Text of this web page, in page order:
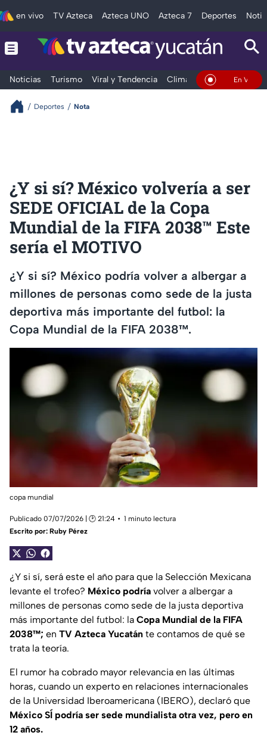
en vivo TV Azteca Azteca UNO Azteca 7 Deportes
Noticias Turismo Viral y Tendencia Clima Deportes En Vivo
Deportes Nota
¿Y si sí? México volvería a ser
SEDE OFICIAL de la Copa
Mundial de la FIFA 2038™️ Este
sería el MOTIVO
¿Y si sí? México podría volver a albergar a
millones de personas como sede de la justa
deportiva más importante del futbol: la
Copa Mundial de la FIFA 2038™️.
copa mundial
Publicado 07/07/2026 | 🕑 21:24
1 minuto lectura
Escrito por: Ruby Pérez
¿Y si sí, será este el año para que la Selección Mexicana
levante el trofeo? México podría volver a albergar a
millones de personas como sede de la justa deportiva
más importante del futbol: la Copa Mundial de la FIFA
2038™️; en TV Azteca Yucatán te contamos de qué se
trata la teoría.
El rumor ha cobrado mayor relevancia en las últimas
horas, cuando un experto en relaciones internacionales
de la Universidad Iberoamericana (IBERO), declaró que
México SÍ podría ser sede mundialista otra vez, pero en
12 años.